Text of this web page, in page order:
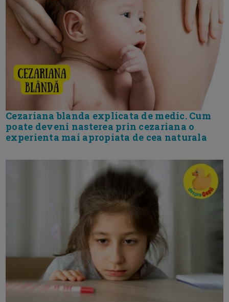
Cezariana blanda explicata de medic. Cum
poate deveni nasterea prin cezariana o
experienta mai apropiata de cea naturala